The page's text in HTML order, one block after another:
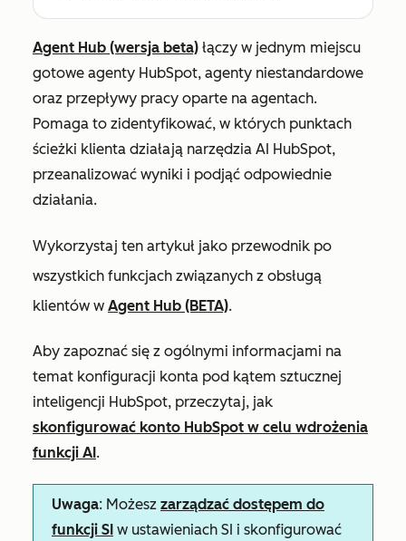
Agent Hub (wersja beta) łączy w jednym miejscu
gotowe agenty HubSpot, agenty niestandardowe
oraz przepływy pracy oparte na agentach.
Pomaga to zidentyfikować, w których punktach
ścieżki klienta działają narzędzia AI HubSpot,
przeanalizować wyniki i podjąć odpowiednie
działania.
Wykorzystaj ten artykuł jako przewodnik po
wszystkich funkcjach związanych z obsługą
klientów w Agent Hub (BETA).
Aby zapoznać się z ogólnymi informacjami na
temat konfiguracji konta pod kątem sztucznej
inteligencji HubSpot, przeczytaj, jak
skonfigurować konto HubSpot w celu wdrożenia
funkcji AI.
Uwaga: Możesz zarządzać dostępem do
funkcji SI w ustawieniach SI i skonfigurować